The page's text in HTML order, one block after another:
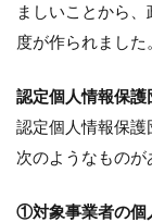
ましいことから
度が作られました。
認定個人情報保護
認定個人情報保護
次のようなものが
①対象事業者の個